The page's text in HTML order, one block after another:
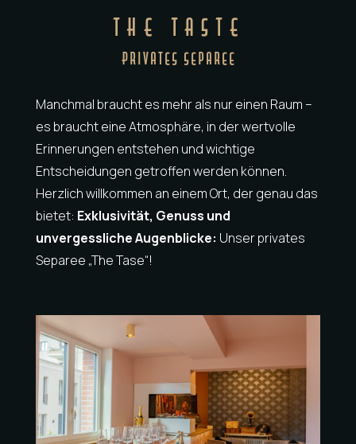
THE TASTE
Privates Separee
Manchmal braucht es mehr als nur einen Raum –
es braucht eine Atmosphäre, in der wertvolle
Erinnerungen entstehen und wichtige
Entscheidungen getroffen werden können.
Herzlich willkommen an einem Ort, der genau das
bietet: Exklusivität, Genuss und
unvergessliche Augenblicke: Unser privates
Separee „The Tase“!